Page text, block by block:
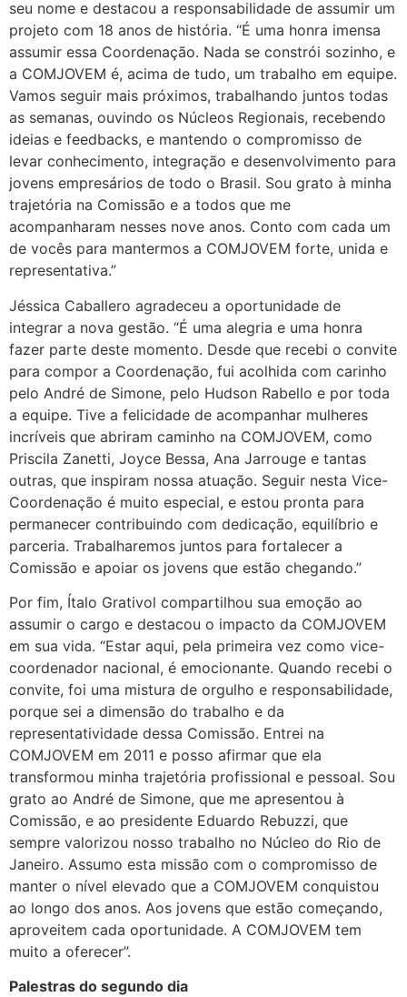
seu nome e destacou a responsabilidade de assumir um
projeto com 18 anos de história. “É uma honra imensa
assumir essa Coordenação. Nada se constrói sozinho, e
a COMJOVEM é, acima de tudo, um trabalho em equipe.
Vamos seguir mais próximos, trabalhando juntos todas
as semanas, ouvindo os Núcleos Regionais, recebendo
ideias e feedbacks, e mantendo o compromisso de
levar conhecimento, integração e desenvolvimento para
jovens empresários de todo o Brasil. Sou grato à minha
trajetória na Comissão e a todos que me
acompanharam nesses nove anos. Conto com cada um
de vocês para mantermos a COMJOVEM forte, unida e
representativa.”
Jéssica Caballero agradeceu a oportunidade de
integrar a nova gestão. “É uma alegria e uma honra
fazer parte deste momento. Desde que recebi o convite
para compor a Coordenação, fui acolhida com carinho
pelo André de Simone, pelo Hudson Rabello e por toda
a equipe. Tive a felicidade de acompanhar mulheres
incríveis que abriram caminho na COMJOVEM, como
Priscila Zanetti, Joyce Bessa, Ana Jarrouge e tantas
outras, que inspiram nossa atuação. Seguir nesta Vice-
Coordenação é muito especial, e estou pronta para
permanecer contribuindo com dedicação, equilíbrio e
parceria. Trabalharemos juntos para fortalecer a
Comissão e apoiar os jovens que estão chegando.”
Por fim, Ítalo Grativol compartilhou sua emoção ao
assumir o cargo e destacou o impacto da COMJOVEM
em sua vida. “Estar aqui, pela primeira vez como vice-
coordenador nacional, é emocionante. Quando recebi o
convite, foi uma mistura de orgulho e responsabilidade,
porque sei a dimensão do trabalho e da
representatividade dessa Comissão. Entrei na
COMJOVEM em 2011 e posso afirmar que ela
transformou minha trajetória profissional e pessoal. Sou
grato ao André de Simone, que me apresentou à
Comissão, e ao presidente Eduardo Rebuzzi, que
sempre valorizou nosso trabalho no Núcleo do Rio de
Janeiro. Assumo esta missão com o compromisso de
manter o nível elevado que a COMJOVEM conquistou
ao longo dos anos. Aos jovens que estão começando,
aproveitem cada oportunidade. A COMJOVEM tem
muito a oferecer”.
Palestras do segundo dia